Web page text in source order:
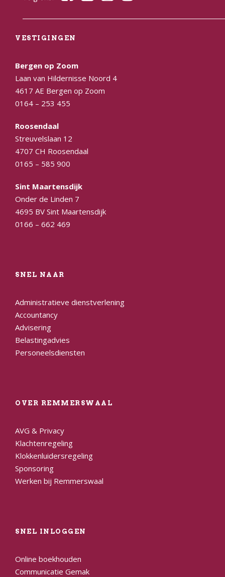
VESTIGINGEN
Bergen op Zoom
Laan van Hildernisse Noord 4
4617 AE Bergen op Zoom
0164 – 253 455
Roosendaal
Streuvelslaan 12
4707 CH Roosendaal
0165 – 585 900
Sint Maartensdijk
Onder de Linden 7
4695 BV Sint Maartensdijk
0166 – 662 469
SNEL NAAR
Administratieve dienstverlening
Accountancy
Advisering
Belastingadvies
Personeelsdiensten
OVER REMMERSWAAL
AVG & Privacy
Klachtenregeling
Klokkenluidersregeling
Sponsoring
Werken bij Remmerswaal
SNEL INLOGGEN
Online boekhouden
Communicatie Gemak